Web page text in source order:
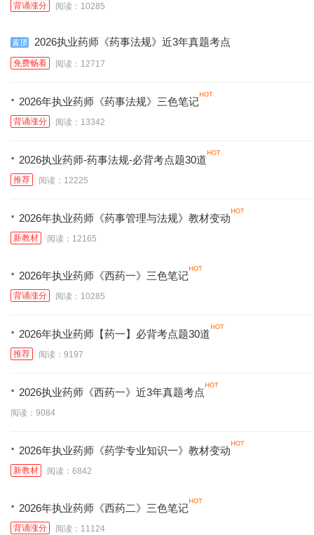
背诵涨分 阅读：10285
2026执业药师《药事法规》近3年真题考点
免费畅看 阅读：12717
· 2026年执业药师《药事法规》三色笔记
背诵涨分 阅读：13342
· 2026执业药师-药事法规-必背考点题30道
推荐 阅读：12225
· 2026年执业药师《药事管理与法规》教材变动
新教材 阅读：12165
· 2026年执业药师《西药一》三色笔记
背诵涨分 阅读：10285
· 2026年执业药师【药一】必背考点题30道
推荐 阅读：9197
· 2026执业药师《西药一》近3年真题考点
阅读：9084
· 2026年执业药师《药学专业知识一》教材变动
新教材 阅读：6842
· 2026年执业药师《西药二》三色笔记
背诵涨分 阅读：11124